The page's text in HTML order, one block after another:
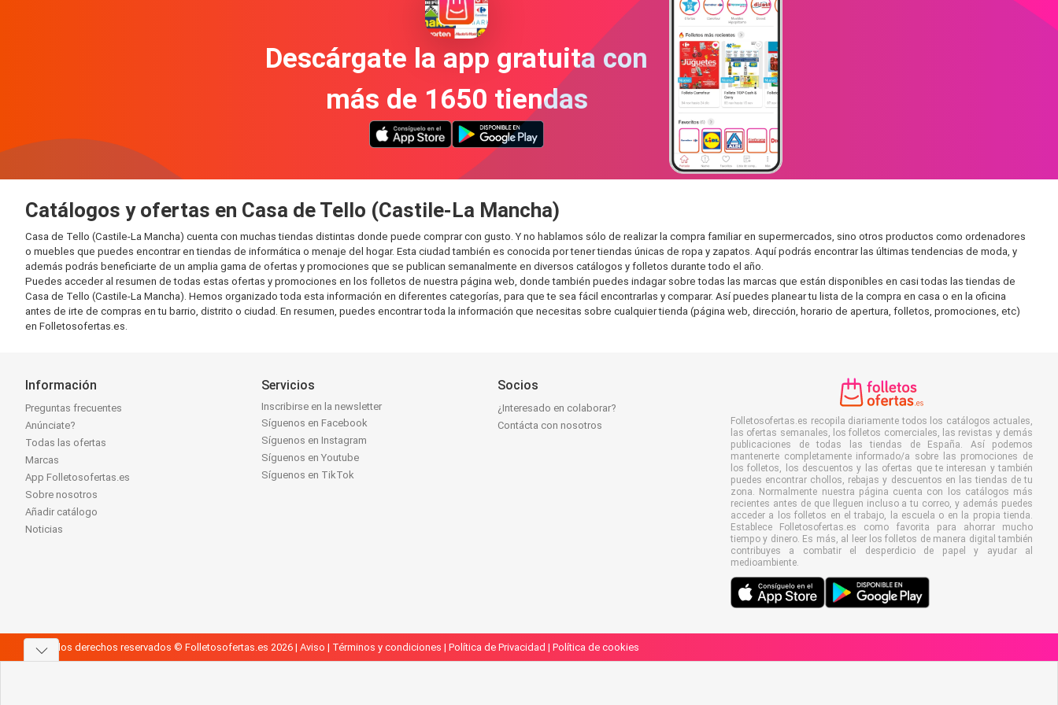
Descárgate la app gratuita con
más de 1650 tiendas
Catálogos y ofertas en Casa de Tello (Castile-La Mancha)
Casa de Tello (Castile-La Mancha) cuenta con muchas tiendas distintas donde puede comprar con gusto. Y no hablamos sólo de realizar la compra familiar en supermercados, sino otros productos como ordenadores
o muebles que puedes encontrar en tiendas de informática o menaje del hogar. Esta ciudad también es conocida por tener tiendas únicas de ropa y zapatos. Aquí podrás encontrar las últimas tendencias de moda, y
además podrás beneficiarte de un amplia gama de ofertas y promociones que se publican semanalmente en diversos catálogos y folletos durante todo el año.
Puedes acceder al resumen de todas estas ofertas y promociones en los folletos de nuestra página web, donde también puedes indagar sobre todas las marcas que están disponibles en casi todas las tiendas de
Casa de Tello (Castile-La Mancha). Hemos organizado toda esta información en diferentes categorías, para que te sea fácil encontrarlas y comparar. Así puedes planear tu lista de la compra en casa o en la oficina
antes de irte de compras en tu barrio, distrito o ciudad. En resumen, puedes encontrar toda la información que necesitas sobre cualquier tienda (página web, dirección, horario de apertura, folletos, promociones, etc)
en Folletosofertas.es.
Información
Preguntas frecuentes
Anúnciate?
Todas las ofertas
Marcas
App Folletosofertas.es
Sobre nosotros
Añadir catálogo
Noticias
Servicios
Inscribirse en la newsletter
Síguenos en Facebook
Síguenos en Instagram
Síguenos en Youtube
Síguenos en TikTok
Socios
¿Interesado en colaborar?
Contácta con nosotros
Folletosofertas.es recopila diariamente todos los catálogos actuales,
las ofertas semanales, los folletos comerciales, las revistas y demás
publicaciones de todas las tiendas de España. Así podemos
mantenerte completamente informado/a sobre las promociones de
los folletos, los descuentos y las ofertas que te interesan y también
puedes encontrar chollos, rebajas y descuentos en las tiendas de tu
zona. Normalmente nuestra página cuenta con los catálogos más
recientes antes de que lleguen incluso a tu correo, y además puedes
acceder a los folletos en el trabajo, la escuela o en la propia tienda.
Establece Folletosofertas.es como favorita para ahorrar mucho
tiempo y dinero. Es más, al leer los folletos de manera digital también
contribuyes a combatir el desperdicio de papel y ayudar al
medioambiente.
Todos los derechos reservados © Folletosofertas.es 2026 | Aviso | Términos y condiciones | Política de Privacidad | Política de cookies